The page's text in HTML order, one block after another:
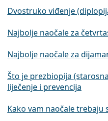
Dvostruko viđenje
Najbolje naočale za
Najbolje naočale za
Što je prezbiopija
liječenje i prevencija
Kako vam naočale trebaju